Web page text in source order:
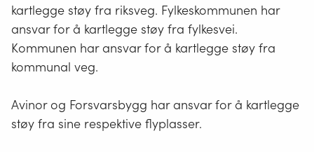
Hentet fra Lovdata -Forurensningsforskriften
kartlegge støy fra riksveg. Fylkeskommunen har
ansvar for å kartlegge støy fra fylkesvei.
Kommunen har ansvar for å kartlegge støy fra
kommunal veg.
Avinor og Forsvarsbygg har ansvar for å kartlegge
støy fra sine respektive flyplasser.